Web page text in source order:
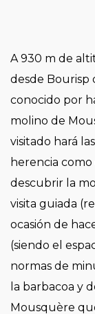
A 930 m de
desde Bourisp
conocido por
molino de
visitado hará
herencia como
descubrir la
visita guiada
ocasión de
(siendo el
normas de
la barbacoa y
Mousquère